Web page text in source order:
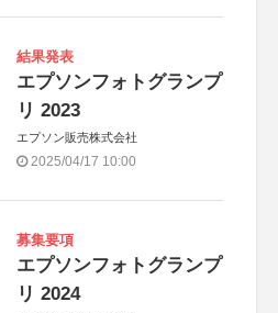
結果発表
エプソンフォトグランプ
リ 2023
エプソン販売株式会社
2025/04/17 10:00
募集要項
エプソンフォトグランプ
リ 2024